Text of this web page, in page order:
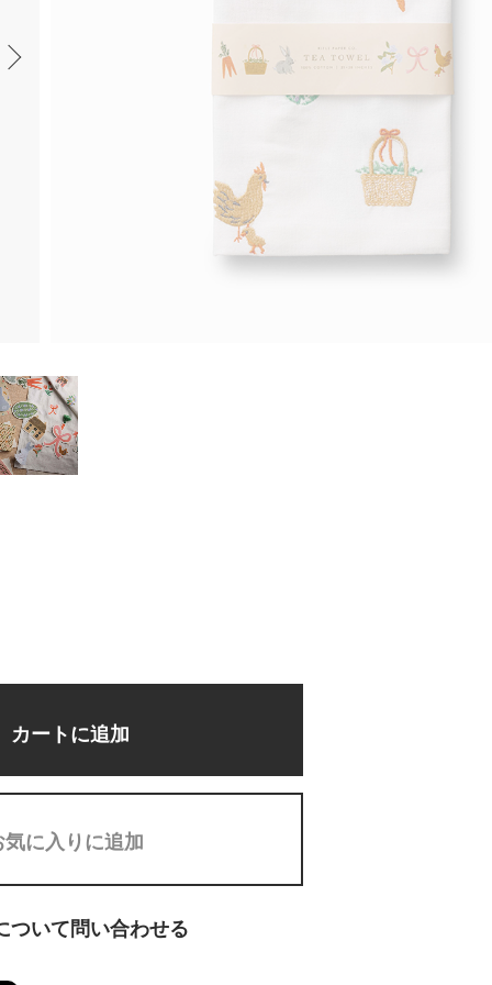
カートに追加
気に入りに追加
ついて問い合わせる